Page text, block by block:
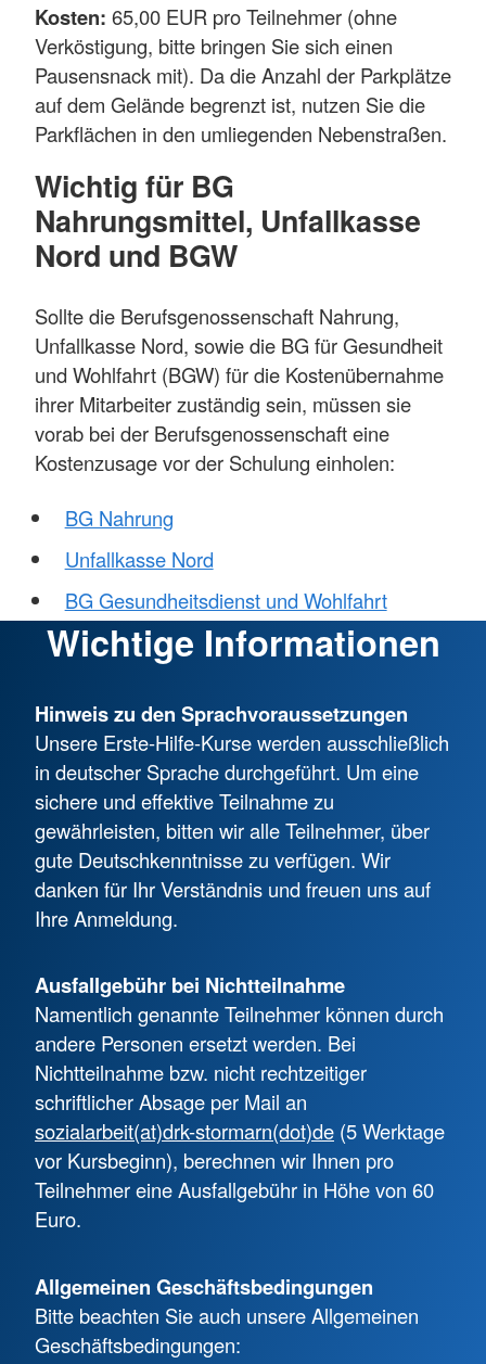
Kosten: 65,00 EUR pro Teilnehmer (ohne
Verköstigung, bitte bringen Sie sich einen
Pausensnack mit). Da die Anzahl der Parkplätze
auf dem Gelände begrenzt ist, nutzen Sie die
Parkflächen in den umliegenden Nebenstraßen.
Wichtig für BG
Nahrungsmittel, Unfallkasse
Nord und BGW
Sollte die Berufsgenossenschaft Nahrung,
Unfallkasse Nord, sowie die BG für Gesundheit
und Wohlfahrt (BGW) für die Kostenübernahme
ihrer Mitarbeiter zuständig sein, müssen sie
vorab bei der Berufsgenossenschaft eine
Kostenzusage vor der Schulung einholen:
BG Nahrung
Unfallkasse Nord
BG Gesundheitsdienst und Wohlfahrt
Wichtige Informationen
Hinweis zu den Sprachvoraussetzungen
Unsere Erste-Hilfe-Kurse werden ausschließlich
in deutscher Sprache durchgeführt. Um eine
sichere und effektive Teilnahme zu
gewährleisten, bitten wir alle Teilnehmer, über
gute Deutschkenntnisse zu verfügen. Wir
danken für Ihr Verständnis und freuen uns auf
Ihre Anmeldung.
Ausfallgebühr bei Nichtteilnahme
Namentlich genannte Teilnehmer können durch
andere Personen ersetzt werden. Bei
Nichtteilnahme bzw. nicht rechtzeitiger
schriftlicher Absage per Mail an
sozialarbeit(at)drk-stormarn(dot)de (5 Werktage
vor Kursbeginn), berechnen wir Ihnen pro
Teilnehmer eine Ausfallgebühr in Höhe von 60
Euro.
Allgemeinen Geschäftsbedingungen
Bitte beachten Sie auch unsere Allgemeinen
Geschäftsbedingungen: